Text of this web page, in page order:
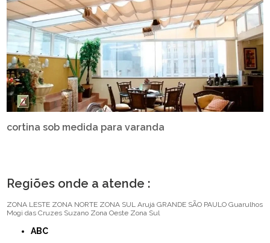
cortina sob medida para varanda
Regiões onde a atende :
ZONA LESTE ZONA NORTE ZONA SUL Arujá GRANDE SÃO PAULO Guarulhos
Mogi das Cruzes Suzano Zona Oeste Zona Sul
ABC